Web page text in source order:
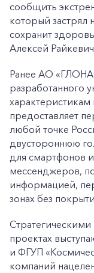
сообщить
который застрял
сохранит
Алексей
Ранее АО
разработанного
предоставляет
любой точке
двустороннюю
для смартфонов
мессенджеров,
информацией,
зонах без
проектах
и ФГУП
компаний